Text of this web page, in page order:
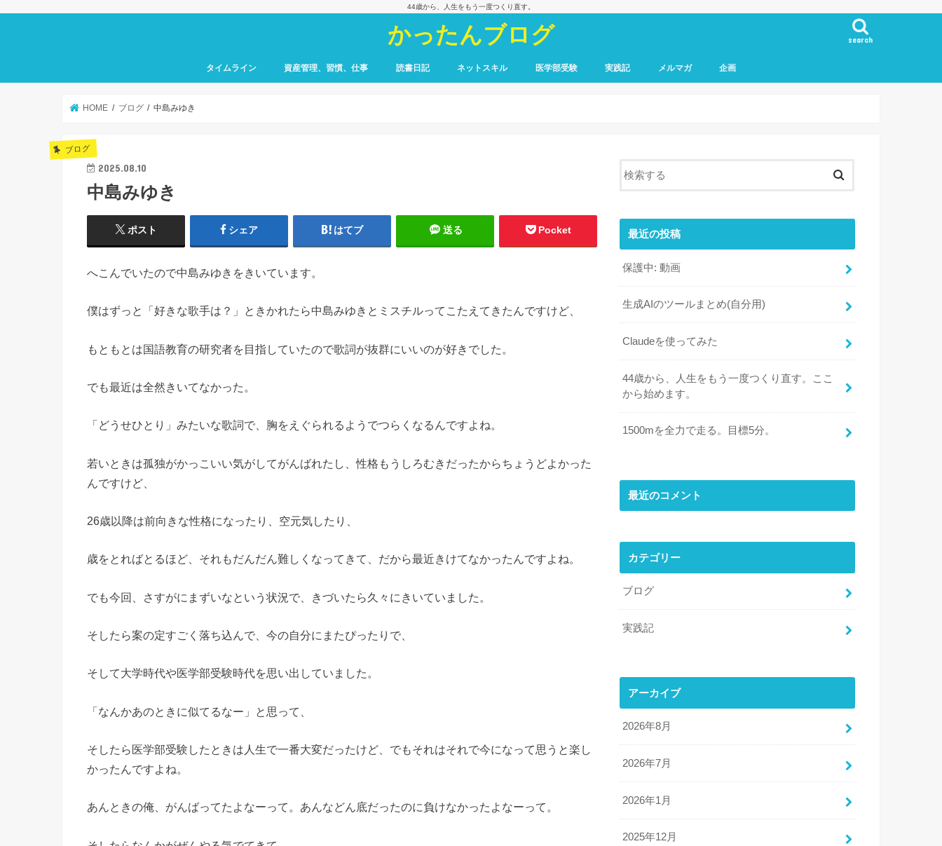
44歳から、人生をもう一度つくり直す。
かったんブログ search
タイムライン 資産管理、習慣、仕事 読書日記 ネットスキル 医学部受験 実践記 メルマガ 企画
HOME ブログ 中島みゆき
ブログ
2025.08.10
中島みゆき
ポスト シェア はてブ 送る Pocket
へこんでいたので中島みゆきをきいています。
僕はずっと「好きな歌手は？」ときかれたら中島みゆきとミスチルってこたえてきたんですけど、
もともとは国語教育の研究者を目指していたので歌詞が抜群にいいのが好きでした。
でも最近は全然きいてなかった。
「どうせひとり」みたいな歌詞で、胸をえぐられるようでつらくなるんですよね。
若いときは孤独がかっこいい気がしてがんばれたし、性格もうしろむきだったからちょうどよかった
んですけど、
26歳以降は前向きな性格になったり、空元気したり、
歳をとればとるほど、それもだんだん難しくなってきて、だから最近きけてなかったんですよね。
でも今回、さすがにまずいなという状況で、きづいたら久々にきいていました。
そしたら案の定すごく落ち込んで、今の自分にまたぴったりで、
そして大学時代や医学部受験時代を思い出していました。
「なんかあのときに似てるなー」と思って、
そしたら医学部受験したときは人生で一番大変だったけど、でもそれはそれで今になって思うと楽し
かったんですよね。
あんときの俺、がんばってたよなーって。あんなどん底だったのに負けなかったよなーって。
最近の投稿
保護中: 動画
生成AIのツールまとめ(自分用)
Claudeを使ってみた
44歳から、人生をもう一度つくり直す。ここ
から始めます。
1500mを全力で走る。目標5分。
最近のコメント
カテゴリー
ブログ
実践記
アーカイブ
2026年8月
2026年7月
2026年1月
2025年12月